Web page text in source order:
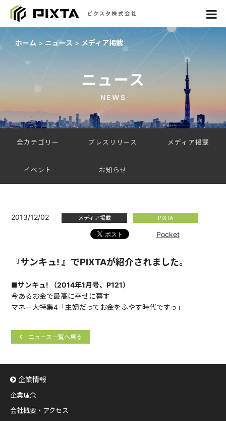
ホーム ニュース メディア掲載
ニュース
NEWS
全カテゴリー プレスリリース メディア掲載
イベント お知らせ
2013/12/02 メディア掲載 PIXTA
Pocket
『サンキュ! 』でPIXTAが紹介されました。
■サンキュ! （2014年1月号、P121）
今あるお金で最高に幸せに暮す
マネー大特集4「主婦だってお金をふやす時代ですっ」
ニュース一覧へ戻る
企業情報
企業理念
会社概要・アクセス